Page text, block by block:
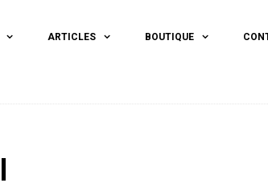
ARTICLES BOUTIQUE